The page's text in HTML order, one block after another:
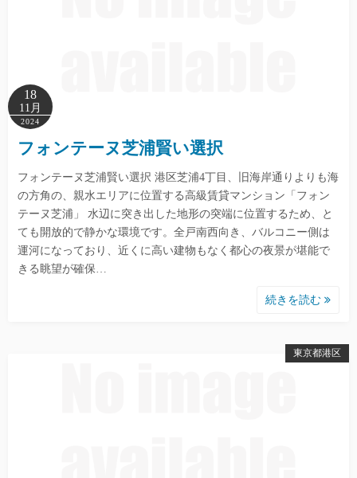
18
11月
2024
フォンテーヌ芝浦賢い選択
フォンテーヌ芝浦賢い選択 港区芝浦4丁目、旧海岸通りよりも海
の方角の、親水エリアに位置する高級賃貸マンション「フォン
テーヌ芝浦」 水辺に突き出した地形の突端に位置するため、と
ても開放的で静かな環境です。全戸南西向き、バルコニー側は
運河になっており、近くに高い建物もなく都心の夜景が堪能で
きる眺望が確保…
続きを読む
東京都港区